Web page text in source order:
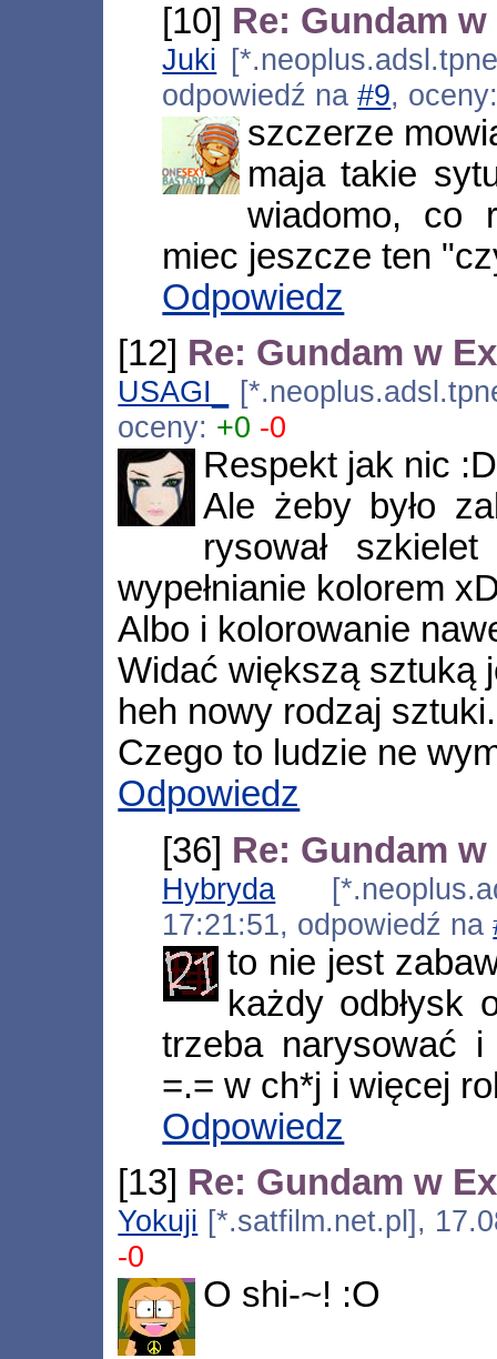
[10] Re: Gundam
Juki
odpowiedź na#9,
szczerze
maja takie
wiadomo, co
miec jeszcze ten
Odpowiedz
[12] Re: Gundam w
USAGI_
oceny: +0 -0
Respekt jak nic :D
Ale żeby było
rysował
wypełnianie kolorem
Albo i kolorowanie
Widać większą sztuką
heh nowy rodzaj
Czego to ludzie ne
Odpowiedz
[36] Re: Gundam
Hybryda
17:21:51, odpowiedź na
to nie jest
każdy odbłysk
trzeba narysować
=.= w ch*j i więcej
Odpowiedz
[13] Re: Gundam w
Yokuji [*.satfilm.net.pl],
-0
O shi-~! :O